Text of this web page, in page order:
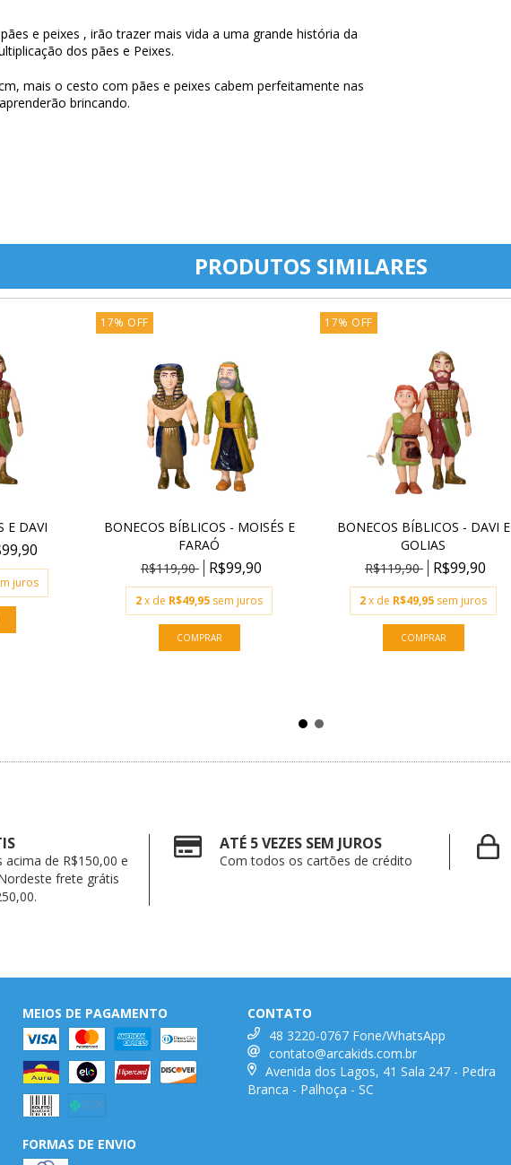
e peixes , irão trazer mais vida a uma grande história da
dos pães e Peixes.
mais o cesto com pães e peixes cabem perfeitamente nas
brincando.
PRODUTOS SIMILARES
E DAVI
juros
17% OFF
BONECOS BÍBLICOS - MOISÉS E
FARAÓ
R$119,90
R$99,90
2x de R$49,95 sem juros
17% OFF
BONECOS BÍBLICOS - DAVI E
GOLIAS
R$119,90
R$99,90
2x de R$49,95 sem juros
acima de R$150,00 e
frete grátis
ATÉ 5 VEZES SEM JUROS
Com todos os cartões de crédito
MEIOS DE PAGAMENTO
FORMAS DE ENVIO
CONTATO
48 3220-0767 Fone/WhatsApp
contato@arcakids.com.br
Avenida dos Lagos, 41 Sala 247 - Pedra
Branca - Palhoça - SC